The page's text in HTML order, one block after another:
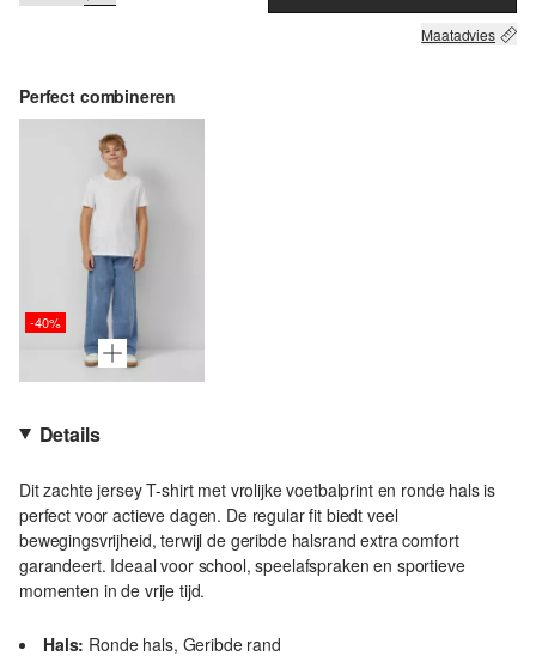
Maatadvies
Perfect combineren
-40%
Details
Dit zachte jersey T-shirt met vrolijke voetbalprint en ronde hals is
perfect voor actieve dagen. De regular fit biedt veel
bewegingsvrijheid, terwijl de geribde halsrand extra comfort
garandeert. Ideaal voor school, speelafspraken en sportieve
momenten in de vrije tijd.
Hals: Ronde hals, Geribde rand